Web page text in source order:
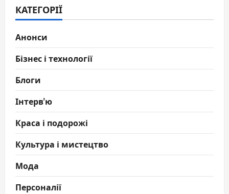
КАТЕГОРІЇ
Анонси
Бізнес і технології
Блоги
Інтерв'ю
Краса і подорожі
Культура і мистецтво
Мода
Персоналії